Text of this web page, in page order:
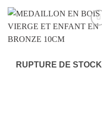
RUPTURE DE STOCK